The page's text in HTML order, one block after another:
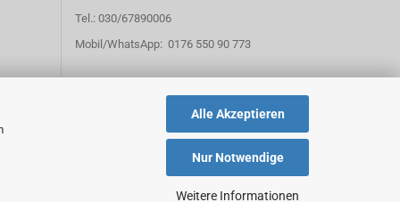
Alle Akzeptieren
Nur Notwendige
Weitere Informationen
Tel.: 030/67890006
Mobil/WhatsApp: 0176 550 90 773